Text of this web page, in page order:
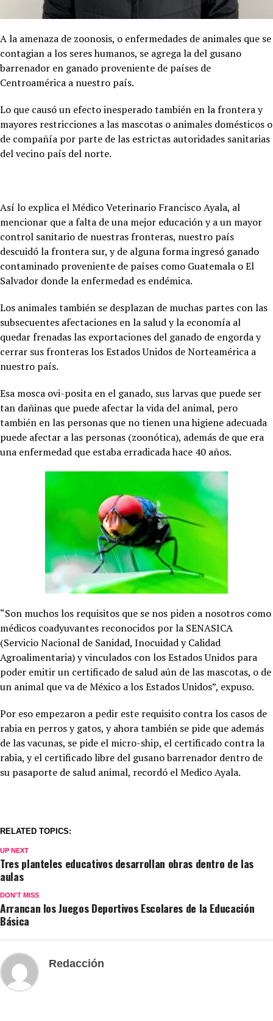
A la amenaza de zoonosis, o enfermedades de animales que se
contagian a los seres humanos, se agrega la del gusano
barrenador en ganado proveniente de países de
Centroamérica a nuestro país.
Lo que causó un efecto inesperado también en la frontera y
mayores restricciones a las mascotas o animales domésticos o
de compañía por parte de las estrictas autoridades sanitarias
del vecino país del norte.
Así lo explica el Médico Veterinario Francisco Ayala, al
mencionar que a falta de una mejor educación y a un mayor
control sanitario de nuestras fronteras, nuestro país
descuidó la frontera sur, y de alguna forma ingresó ganado
contaminado proveniente de países como Guatemala o El
Salvador donde la enfermedad es endémica.
Los animales también se desplazan de muchas partes con las
subsecuentes afectaciones en la salud y la economía al
quedar frenadas las exportaciones del ganado de engorda y
cerrar sus fronteras los Estados Unidos de Norteamérica a
nuestro país.
Esa mosca ovi-posita en el ganado, sus larvas que puede ser
tan dañinas que puede afectar la vida del animal, pero
también en las personas que no tienen una higiene adecuada
puede afectar a las personas (zoonótica), además de que era
una enfermedad que estaba erradicada hace 40 años.
“Son muchos los requisitos que se nos piden a nosotros como
médicos coadyuvantes reconocidos por la SENASICA
(Servicio Nacional de Sanidad, Inocuidad y Calidad
Agroalimentaria) y vinculados con los Estados Unidos para
poder emitir un certificado de salud aún de las mascotas, o de
un animal que va de México a los Estados Unidos”, expuso.
Por eso empezaron a pedir este requisito contra los casos de
rabia en perros y gatos, y ahora también se pide que además
de las vacunas, se pide el micro-ship, el certificado contra la
rabia, y el certificado libre del gusano barrenador dentro de
su pasaporte de salud animal, recordó el Medico Ayala.
RELATED TOPICS:
UP NEXT
Tres planteles educativos desarrollan obras dentro de las
aulas
DON'T MISS
Arrancan los Juegos Deportivos Escolares de la Educación
Básica
Redacción